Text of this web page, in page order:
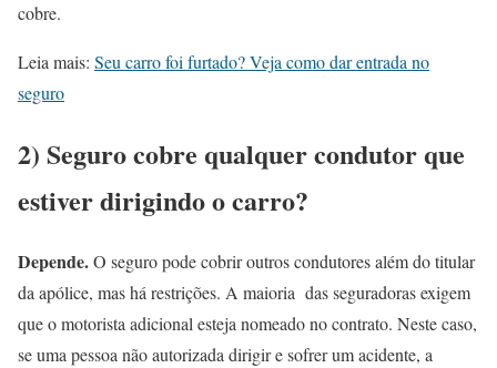
cobre.
Leia mais: Seu carro foi furtado? Veja como dar entrada no
seguro
2) Seguro cobre qualquer condutor que
estiver dirigindo o carro?
Depende.O seguro pode cobrir outros condutores além do titular
da apólice, mas há restrições. A maioria das seguradoras exigem
que o motorista adicional esteja nomeado no contrato. Neste caso,
se uma pessoa não autorizada dirigir e sofrer um acidente, a